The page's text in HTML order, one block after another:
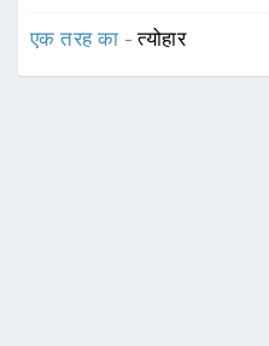
एक तरह का -त्योहार